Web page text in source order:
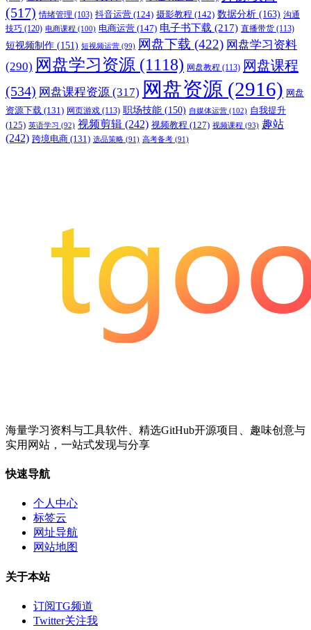
(517) 情绪管理 (103) 抖音运营 (124) 摄影教程 (142) 数据分析 (163) 沟通
技巧 (120) 电商课程 (100) 电商运营 (147) 电子书下载 (217) 直播带货 (113)
短视频制作 (151) 短视频运营 (99) 网盘下载 (422) 网盘学习资料
(290) 网盘学习资源 (1118) 网盘教程 (113) 网盘课程
(534) 网盘课程资源 (317) 网盘资源 (2916) 网盘
资源下载 (131) 网页游戏 (113) 职场技能 (150) 自媒体运营 (102) 自我提升
(125) 英语学习 (92) 视频剪辑 (242) 视频教程 (127) 视频课程 (93) 趣站
(242) 跨境电商 (131) 选品策略 (91) 高考备考 (91)
海量学习资料与工具软件、精选GitHub开源项目、趣味创意与
实用网站，一站式发现与分享
快速导航
个人中心
标签云
网址导航
网站地图
关于本站
订阅TG频道
Twitter关注我